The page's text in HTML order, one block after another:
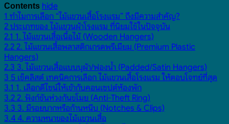
Contents hide
1 ทำไมการเลือก “ไม้แขวนเสื้อโรงแรม” ถึงมีความสำคัญ?
2 ประเภทของ ไม้แขวนผ้าโรงแรม ที่นิยมใช้ในปัจจุบัน
2.1 1. ไม้แขวนเสื้อเนื้อไม้ (Wooden Hangers)
2.2 2. ไม้แขวนเสื้อพลาสติกเกรดพรีเมียม (Premium Plastic
Hangers)
2.3 3. ไม้แขวนเสื้อแบบบุผ้า/ฟองน้ำ (Padded/Satin Hangers)
3 5 เช็คลิสต์ เทคนิคการเลือก ไม้แขวนเสื้อโรงแรม ให้ตอบโจทย์ที่สุด
3.1 1. เลือกดีไซน์ให้เข้ากับคอนเซปต์ห้องพัก
3.2 2. ฟังก์ชันห่วงกันขโมย (Anti-Theft Ring)
3.3 3. มีรอยบากหรือก้านหนีบ (Notches & Clips)
3.4 4. ความหนาของไม้แขวนเสื้อ